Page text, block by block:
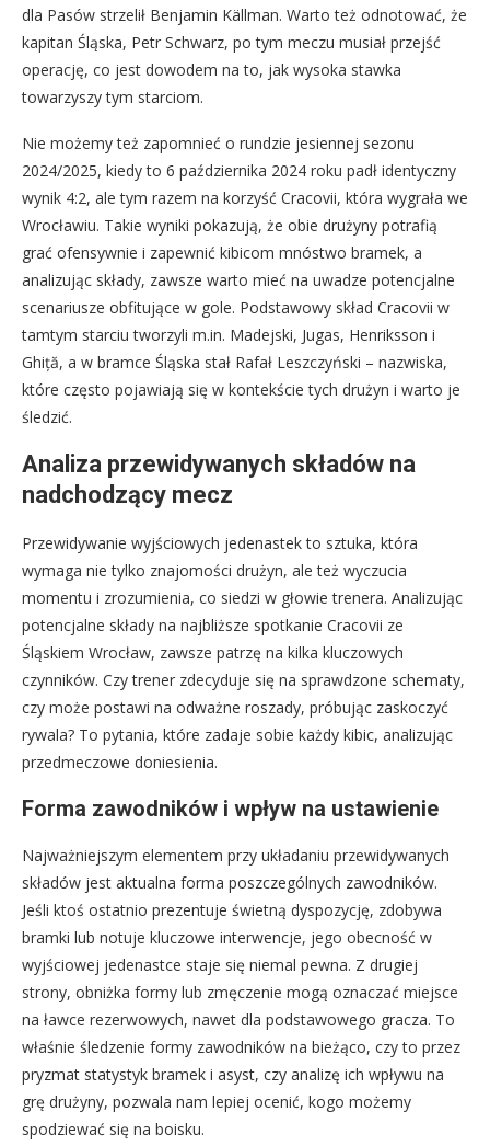
dla Pasów strzelił Benjamin Källman. Warto też odnotować, że
kapitan Śląska, Petr Schwarz, po tym meczu musiał przejść
operację, co jest dowodem na to, jak wysoka stawka
towarzyszy tym starciom.
Nie możemy też zapomnieć o rundzie jesiennej sezonu
2024/2025, kiedy to 6 października 2024 roku padł identyczny
wynik 4:2, ale tym razem na korzyść Cracovii, która wygrała we
Wrocławiu. Takie wyniki pokazują, że obie drużyny potrafią
grać ofensywnie i zapewnić kibicom mnóstwo bramek, a
analizując składy, zawsze warto mieć na uwadze potencjalne
scenariusze obfitujące w gole. Podstawowy skład Cracovii w
tamtym starciu tworzyli m.in. Madejski, Jugas, Henriksson i
Ghiță, a w bramce Śląska stał Rafał Leszczyński – nazwiska,
które często pojawiają się w kontekście tych drużyn i warto je
śledzić.
Analiza przewidywanych składów na
nadchodzący mecz
Przewidywanie wyjściowych jedenastek to sztuka, która
wymaga nie tylko znajomości drużyn, ale też wyczucia
momentu i zrozumienia, co siedzi w głowie trenera. Analizując
potencjalne składy na najbliższe spotkanie Cracovii ze
Śląskiem Wrocław, zawsze patrzę na kilka kluczowych
czynników. Czy trener zdecyduje się na sprawdzone schematy,
czy może postawi na odważne roszady, próbując zaskoczyć
rywala? To pytania, które zadaje sobie każdy kibic, analizując
przedmeczowe doniesienia.
Forma zawodników i wpływ na ustawienie
Najważniejszym elementem przy układaniu przewidywanych
składów jest aktualna forma poszczególnych zawodników.
Jeśli ktoś ostatnio prezentuje świetną dyspozycję, zdobywa
bramki lub notuje kluczowe interwencje, jego obecność w
wyjściowej jedenastce staje się niemal pewna. Z drugiej
strony, obniżka formy lub zmęczenie mogą oznaczać miejsce
na ławce rezerwowych, nawet dla podstawowego gracza. To
właśnie śledzenie formy zawodników na bieżąco, czy to przez
pryzmat statystyk bramek i asyst, czy analizę ich wpływu na
grę drużyny, pozwala nam lepiej ocenić, kogo możemy
spodziewać się na boisku.